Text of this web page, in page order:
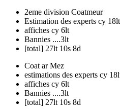
2eme division Coatmeur
Estimation des experts cy
affiches cy 6lt
Bannies ....3lt
[total] 27lt 10s 8d
Coat ar Mez
estimations des experts cy
affiches cy 6lt
Bannies ....3lt
[total] 27lt 10s 8d